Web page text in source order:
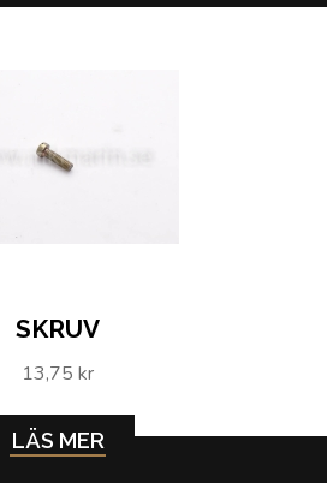
SKRUV
13,75 kr
LÄS MER